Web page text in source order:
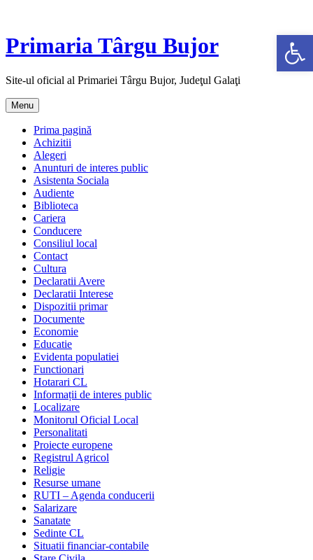
content
Primaria Târgu Bujor
Site-ul oficial al Primariei Târgu Bujor, Judeţul Galaţi
Menu
Prima pagină
Achizitii
Alegeri
Anunturi de interes public
Asistenta Sociala
Audiente
Biblioteca
Cariera
Conducere
Consiliul local
Contact
Cultura
Declaratii Avere
Declaratii Interese
Dispozitii primar
Documente
Economie
Educatie
Evidenta populatiei
Functionari
Hotarari CL
Informații de interes public
Localizare
Monitorul Oficial Local
Personalitati
Proiecte europene
Registrul Agricol
Religie
Resurse umane
RUTI – Agenda conducerii
Salarizare
Sanatate
Sedinte CL
Situatii financiar-contabile
Deschide